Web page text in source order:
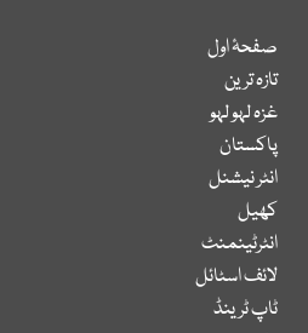
صفحۂ اول
تازہ ترین
غزہ لہو لہو
پاکستان
انٹر نیشنل
کھیل
انٹرٹینمنٹ
لائف اسٹائل
ٹاپ ٹرینڈ